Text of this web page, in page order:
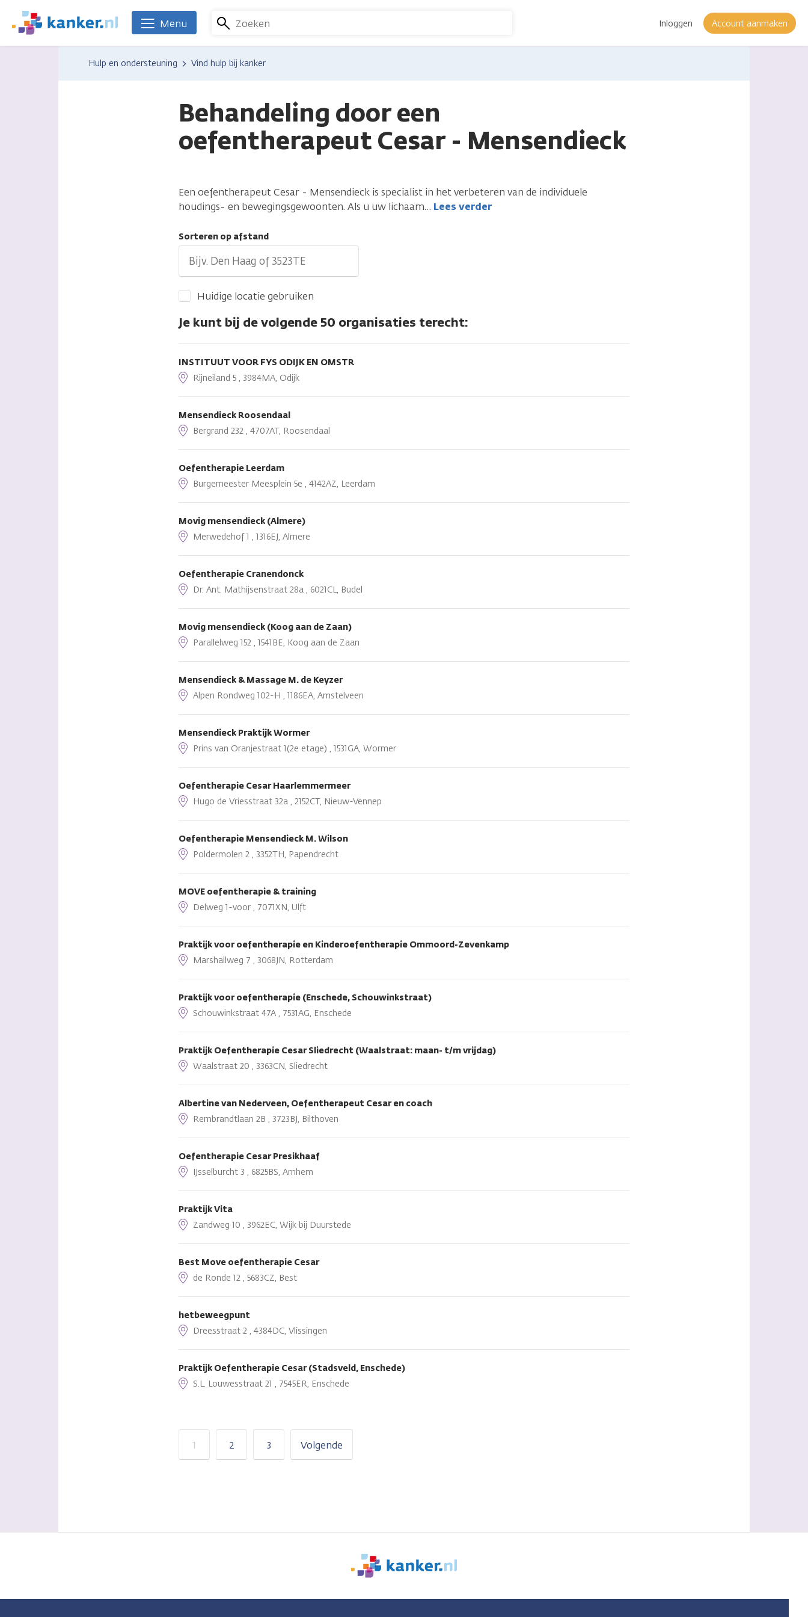
naar
We
zijn
Zoeken Inloggen Account aanmaken
Menu
Hulp en ondersteuning Vind hulp bij kanker
Behandeling door een
oefentherapeut Cesar - Mensendieck
Een oefentherapeut Cesar - Mensendieck is specialist in het verbeteren van de individuele
houdings- en bewegingsgewoonten. Als u uw lichaam… Lees verder
Sorteren op afstand
Huidige locatie gebruiken
Je kunt bij de volgende 50 organisaties terecht:
INSTITUUT VOOR FYS ODIJK EN OMSTR
Rijneiland 5 , 3984MA, Odijk
Mensendieck Roosendaal
Bergrand 232 , 4707AT, Roosendaal
Oefentherapie Leerdam
Burgemeester Meesplein 5e , 4142AZ, Leerdam
Movig mensendieck (Almere)
Merwedehof 1 , 1316EJ, Almere
Oefentherapie Cranendonck
Dr. Ant. Mathijsenstraat 28a , 6021CL, Budel
Movig mensendieck (Koog aan de Zaan)
Parallelweg 152 , 1541BE, Koog aan de Zaan
Mensendieck & Massage M. de Keyzer
Alpen Rondweg 102-H , 1186EA, Amstelveen
Mensendieck Praktijk Wormer
Prins van Oranjestraat 1(2e etage) , 1531GA, Wormer
Oefentherapie Cesar Haarlemmermeer
Hugo de Vriesstraat 32a , 2152CT, Nieuw-Vennep
Oefentherapie Mensendieck M. Wilson
Poldermolen 2 , 3352TH, Papendrecht
MOVE oefentherapie & training
Delweg 1-voor , 7071XN, Ulft
Praktijk voor oefentherapie en Kinderoefentherapie Ommoord-Zevenkamp
Marshallweg 7 , 3068JN, Rotterdam
Praktijk voor oefentherapie (Enschede, Schouwinkstraat)
Schouwinkstraat 47A , 7531AG, Enschede
Praktijk Oefentherapie Cesar Sliedrecht (Waalstraat: maan- t/m vrijdag)
Waalstraat 20 , 3363CN, Sliedrecht
Albertine van Nederveen, Oefentherapeut Cesar en coach
Rembrandtlaan 2B , 3723BJ, Bilthoven
Oefentherapie Cesar Presikhaaf
IJsselburcht 3 , 6825BS, Arnhem
Praktijk Vita
Zandweg 10 , 3962EC, Wijk bij Duurstede
Best Move oefentherapie Cesar
de Ronde 12 , 5683CZ, Best
hetbeweegpunt
Dreesstraat 2 , 4384DC, Vlissingen
Praktijk Oefentherapie Cesar (Stadsveld, Enschede)
S.L. Louwesstraat 21 , 7545ER, Enschede
1 2 3 Volgende
We
er